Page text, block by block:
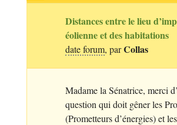
Distances entre le lieu
éolienne et des habitations
date forum, parCollas
Madame la Sénatrice, merci
question qui doit gêner les
(Prometteurs d’énergies) et